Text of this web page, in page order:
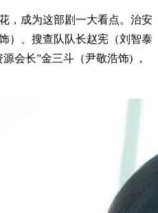
，成为这部剧一大看点。治安
）、搜查队队长赵宪（刘智泰
会长”金三斗（尹敬浩饰) ，